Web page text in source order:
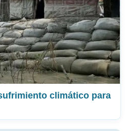
climático para